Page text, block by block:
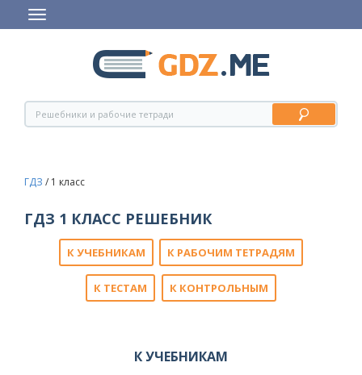
ГДЗ / 1 класс
ГДЗ 1 КЛАСС РЕШЕБНИК
К УЧЕБНИКАМ К РАБОЧИМ ТЕТРАДЯМ
К ТЕСТАМ К КОНТРОЛЬНЫМ
К УЧЕБНИКАМ